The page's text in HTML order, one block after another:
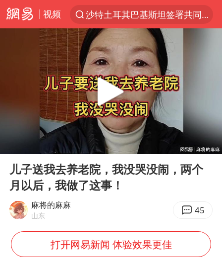
视频
沙特土耳其巴基斯坦签署共同防务协议
四川宜宾市高县4.9级地震致1人死亡
上海：台风白海豚或将带来龙卷风
名创优品回应女子吐槽内裤质量差
东航：国内客票提前14天免费退改
Play
儿子送我去养老院，我没哭没闹，两个
月以后，我做了这事！
麻将的麻麻
山东 45
打开网易新闻 体验效果更佳